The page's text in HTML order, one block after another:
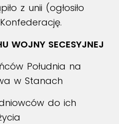
z unii (ogłosiło
WOJNY SECESYJNEJ
Południa na
w Stanach
do ich